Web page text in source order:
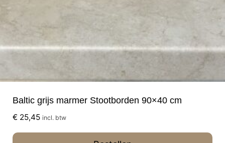
Baltic grijs marmer Stootborden 90×40 cm
€ 25,45 incl. btw